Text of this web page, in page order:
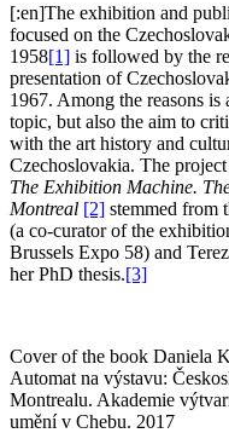
[:en]The exhibition and
focused on the
1958[1] is followed by the
presentation of
1967. Among the reasons
topic, but also the aim to
with the art history and
Czechoslovakia. The
The Exhibition Machine.
Montreal [2] stemmed from
(a co-curator of the
Brussels Expo 58) and
her PhD thesis.[3]
Cover of the book Daniela
Automat na výstavu:
Montrealu. Akademie
umění v Chebu. 2017